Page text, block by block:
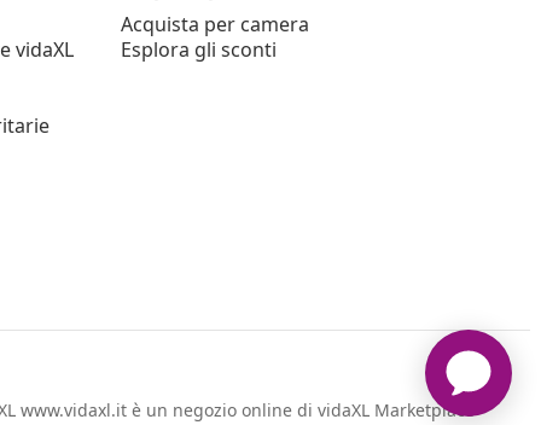
vidaXL
Acquista per camera
Esplora gli sconti
www.vidaxl.it è un negozio online di vidaXL Marketplace